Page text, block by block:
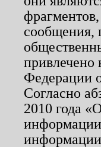
сообщения,
привлечено
Федерации
Согласно
2010 года